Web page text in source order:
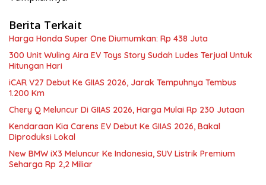
Berita Terkait
Harga Honda Super One Diumumkan: Rp 438 Juta
300 Unit Wuling Aira EV Toys Story Sudah Ludes Terjual Untuk
Hitungan Hari
iCAR V27 Debut Ke GIIAS 2026, Jarak Tempuhnya Tembus
1.200 Km
Chery Q Meluncur Di GIIAS 2026, Harga Mulai Rp 230 Jutaan
Kendaraan Kia Carens EV Debut Ke GIIAS 2026, Bakal
Diproduksi Lokal
New BMW iX3 Meluncur Ke Indonesia, SUV Listrik Premium
Seharga Rp 2,2 Miliar